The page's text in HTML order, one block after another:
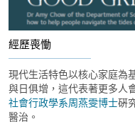
經歷喪慟
現代生活特色以核心家庭為
與日俱增，這代表著更多人
社會行政學系周燕雯博士硏
醫治。